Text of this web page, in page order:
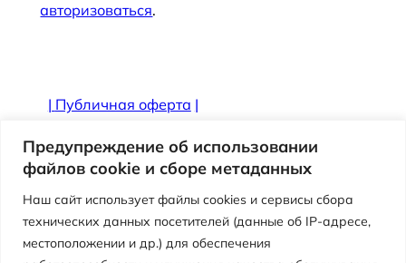
Предупреждение об использовании
файлов cookie и сборе метаданных
Наш сайт использует файлы cookies и сервисы сбора
технических данных посетителей (данные об IP-адресе,
местоположении и др.) для обеспечения
авторизоваться.
| Публичная оферта |
Противодействие коррупции